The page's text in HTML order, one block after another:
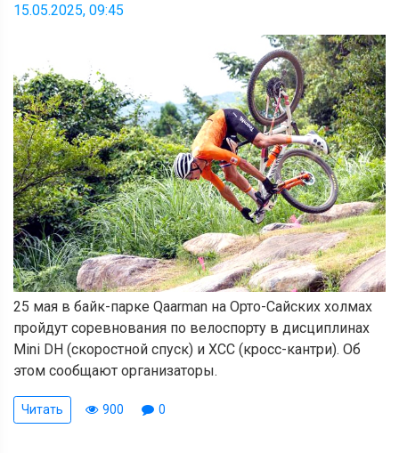
15.05.2025, 09:45
25 мая в байк-парке Qaarman на Орто-Сайских холмах
пройдут соревнования по велоспорту в дисциплинах
Mini DH (скоростной спуск) и XCC (кросс-кантри). Об
этом сообщают организаторы.
Читать 900 0